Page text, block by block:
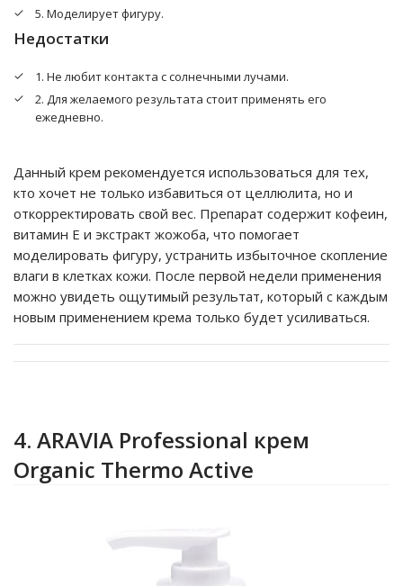
5. Моделирует фигуру.
Недостатки
1. Не любит контакта с солнечными лучами.
2. Для желаемого результата стоит применять его
ежедневно.
Данный крем рекомендуется использоваться для тех,
кто хочет не только избавиться от целлюлита, но и
откорректировать свой вес. Препарат содержит кофеин,
витамин Е и экстракт жожоба, что помогает
моделировать фигуру, устранить избыточное скопление
влаги в клетках кожи. После первой недели применения
можно увидеть ощутимый результат, который с каждым
новым применением крема только будет усиливаться.
4. ARAVIA Professional крем
Organic Thermo Active